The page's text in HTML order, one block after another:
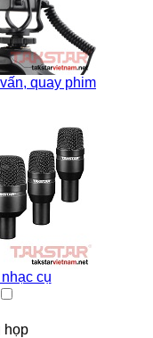
quay phim
cụ
họp